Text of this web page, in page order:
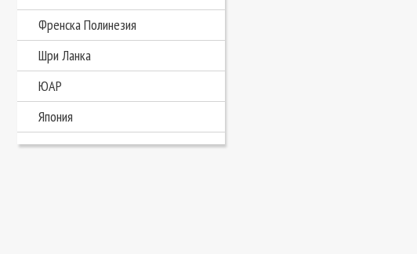
Френска Полинезия
Шри Ланка
ЮАР
Япония